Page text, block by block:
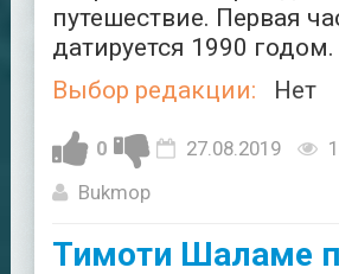
путешествие. Первая
датируется 1990 годом.
Выбор редакции:
Нет
0 27.08.2019
Bukmop
Тимоти Шаламе